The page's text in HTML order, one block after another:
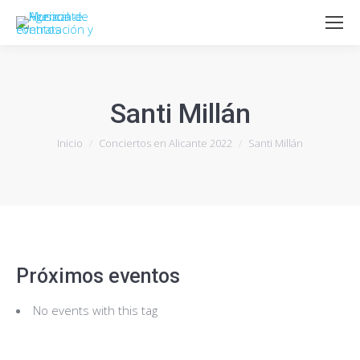
Santi Millán
Estás aquí:
Inicio Conciertos en Alicante 2022 Santi Millán
Próximos eventos
No events with this tag